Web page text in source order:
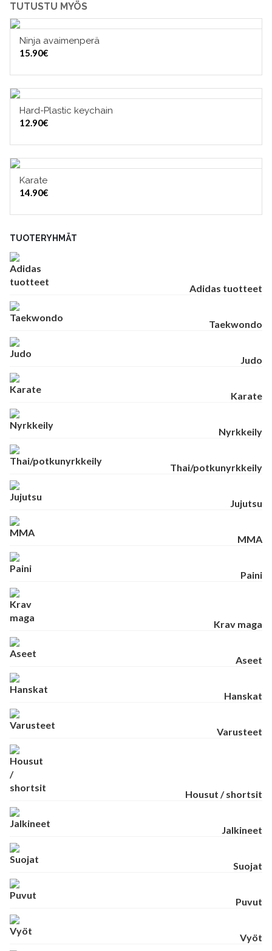
TUTUSTU MYÖS
Ninja avaimenperä
15.90€
LISÄÄ OSTOSKORIIN
Hard-Plastic keychain
12.90€
Karate
14.90€
TUOTERYHMÄT
Adidas tuotteet
Taekwondo
Judo
Karate
Nyrkkeily
Thai/potkunyrkkeily
Jujutsu
MMA
Paini
Krav maga
Aseet
Hanskat
Varusteet
Housut / shortsit
Jalkineet
Suojat
Puvut
Vyöt